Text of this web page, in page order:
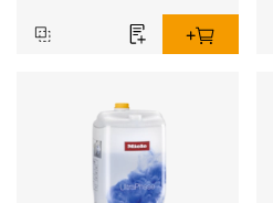
doseersysteem.